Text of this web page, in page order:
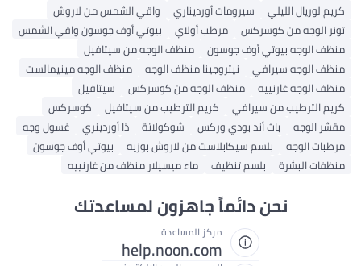
كريم لوريال الليلي
سيرومات أورديناري
واقي الشمس من لاروش
تونر الوجه من كوسركس
مرطب أولاي
بيوتي أوف جوسون واقي الشمس
منظف ​​الوجه بيوتي أوف جوسون
منظف ​​الوجه من سيتافيل
منظف ​​الوجه سيرافي
نيتروجينا منظف الوجه
منظف ​​الوجه مينيمالست
منظف ​​الوجه غارنييه
منظف ​​الوجه من كوسركس
سيتافيل
كريم الترطيب من سيرافي
كريم الترطيب من سيتافيل
كوسركس
مقشر الوجه
باث أند بودي وركس شوكولاتة ذا أوردينري
غسول وجه
مرطبات الوجه
بلسم سيكابلاست من لاروش بوزيه
بيوتي أوف جوسون
منظفات البشرة
بلسم تنظيف ماء ميسيلار منظف من غارنييه
نحن دائماً جاهزون لمساعدتك
مركز المساعدة
help.noon.com